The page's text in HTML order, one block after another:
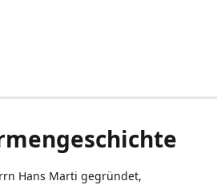
Hans Marti gegründet,